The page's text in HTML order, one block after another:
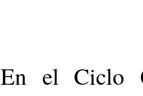
En el Ciclo